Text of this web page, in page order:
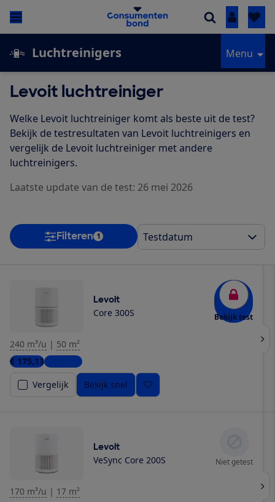
Inloggen
Luchtreinigers Menu
Levoit luchtreiniger
Welke Levoit luchtreiniger komt als beste uit de test?
Bekijk de testresultaten van Levoit luchtreinigers en
vergelijk de Levoit luchtreiniger met andere
luchtreinigers.
Laatste update van de test: 26 mei 2026
Filteren 1
Levoit
Core 300S Bekijk test
240 m³/u | 50 m²
€ 175,132 winkels
Vergelijk
Bekijk snel
Levoit
VeSync Core 200S Niet getest
170 m³/u | 17 m²